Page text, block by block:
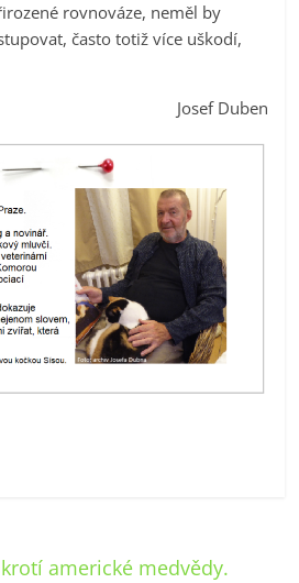
rovnováze, neměl by
často totiž více uškodí,
Josef Duben
americké medvědy.